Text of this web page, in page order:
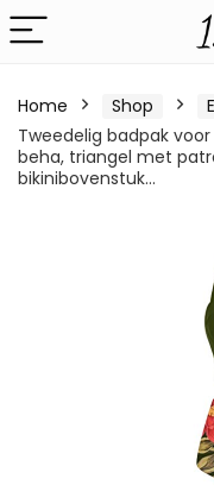
Home Shop
Tweedelig badpak
beha, triangel met
bikinibovenstuk…